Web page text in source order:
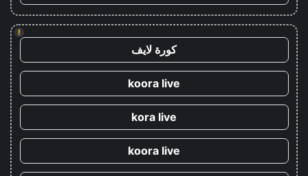
!
كورة لايف
koora live
kora live
koora live